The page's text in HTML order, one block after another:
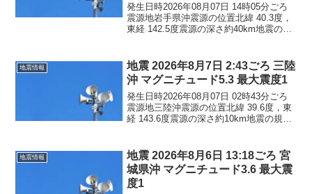
発生日時2026年08月07日 14時05分ごろ
震源地岩手県沖震源の位置北緯 40.3度，
東経 142.5度震源の深さ約40km地震の規
ん。震度1青森県八戸市青森南...
地震情報
地震 2026年8月7日 2:43ごろ 三陸
沖 マグニチュード5.3 最大震度1
発生日時2026年08月07日 02時43分ごろ
震源地三陸沖震源の位置北緯 39.6度，東
経 143.6度震源の深さ約10km地震の規模
震度1青森県青森南部町階上...
地震情報
地震 2026年8月6日 13:18ごろ 宮
城県沖 マグニチュード3.6 最大震
度1